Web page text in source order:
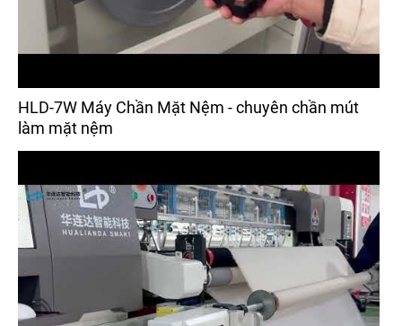
HLD-7W Máy Chần Mặt Nệm - chuyên chần mút
làm mặt nệm